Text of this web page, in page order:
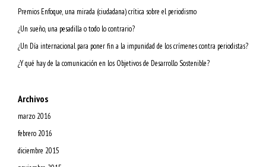
Premios Enfoque, una mirada (ciudadana) crítica sobre el periodismo
¿Un sueño, una pesadilla o todo lo contrario?
¿Un Día internacional para poner fin a la impunidad de los crímenes contra periodistas?
¿Y qué hay de la comunicación en los Objetivos de Desarrollo Sostenible?
Archivos
marzo 2016
febrero 2016
diciembre 2015